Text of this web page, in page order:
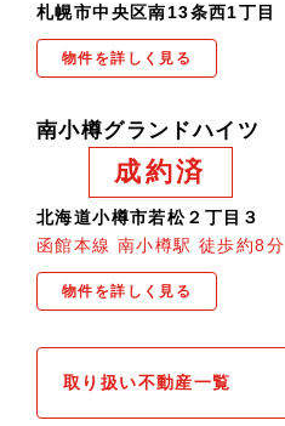
札幌市中央区南13条西1丁目
物件を詳しく見る
南小樽グランドハイツ
成約済
北海道小樽市若松２丁目３
函館本線 南小樽駅 徒歩約8分
物件を詳しく見る
取り扱い不動産一覧